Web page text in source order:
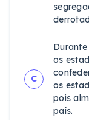
C
os
os
pois
país.